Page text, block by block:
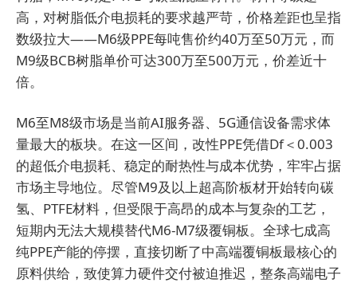
高，对树脂低介电损耗的要求越严苛，价格差距也呈指
数级拉大——M6级PPE每吨售价约40万至50万元，而
M9级BCB树脂单价可达300万至500万元，价差近十
倍。
M6至M8级市场是当前AI服务器、5G通信设备需求体
量最大的板块。在这一区间，改性PPE凭借Df＜0.003
的超低介电损耗、稳定的耐热性与成本优势，牢牢占据
市场主导地位。尽管M9及以上超高阶板材开始转向碳
氢、PTFE材料，但受限于高昂的成本与复杂的工艺，
短期内无法大规模替代M6-M7级覆铜板。全球七成高
纯PPE产能的停摆，直接切断了中高端覆铜板最核心的
原料供给，致使算力硬件交付被迫推迟，整条高端电子